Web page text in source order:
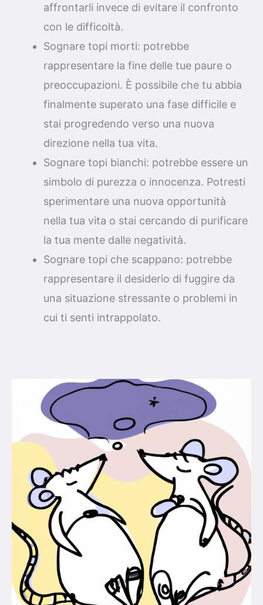
affrontarli invece di evitare il confronto
con le difficoltà.
Sognare topi morti: potrebbe
rappresentare la fine delle tue paure o
preoccupazioni. È possibile che tu abbia
finalmente superato una fase difficile e
stai progredendo verso una nuova
direzione nella tua vita.
Sognare topi bianchi: potrebbe essere un
simbolo di purezza o innocenza. Potresti
sperimentare una nuova opportunità
nella tua vita o stai cercando di purificare
la tua mente dalle negatività.
Sognare topi che scappano: potrebbe
rappresentare il desiderio di fuggire da
una situazione stressante o problemi in
cui ti senti intrappolato.